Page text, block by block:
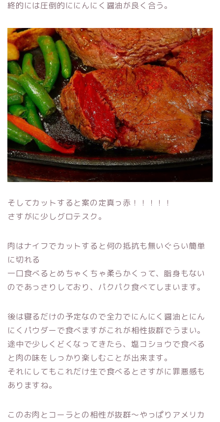
終的には圧倒的ににんにく醤油が良く合う。
そしてカットすると案の定真っ赤！！！！！
さすがに少しグロテスク。
肉はナイフでカットすると何の抵抗も無いぐらい簡単
に切れる
一口食べるとめちゃくちゃ柔らかくって、脂身もない
のであっさりしており、パクパク食べてしまいます。
後は寝るだけの予定なので全力でにんにく醤油とにん
にくパウダーで食べますがこれが相性抜群でうまい。
途中で少しくどくなってきたら、塩コショウで食べる
と肉の味をしっかり楽しむことが出来ます。
それにしてもこれだけ生で食べるとさすがに罪悪感も
ありますね。
このお肉とコーラとの相性が抜群～やっぱりアメリカ